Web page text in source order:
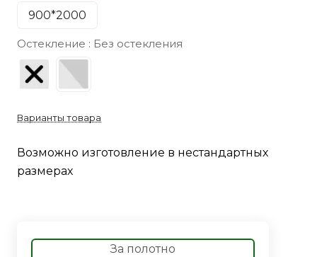
900*2000
Остекление : Без остекления
Варианты товара
Возможно изготовление в нестандартных
размерах
За полотно